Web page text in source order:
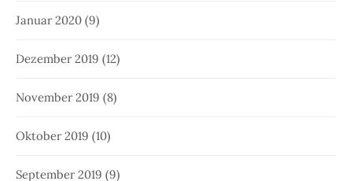
Januar 2020 (9)
Dezember 2019 (12)
November 2019 (8)
Oktober 2019 (10)
September 2019 (9)